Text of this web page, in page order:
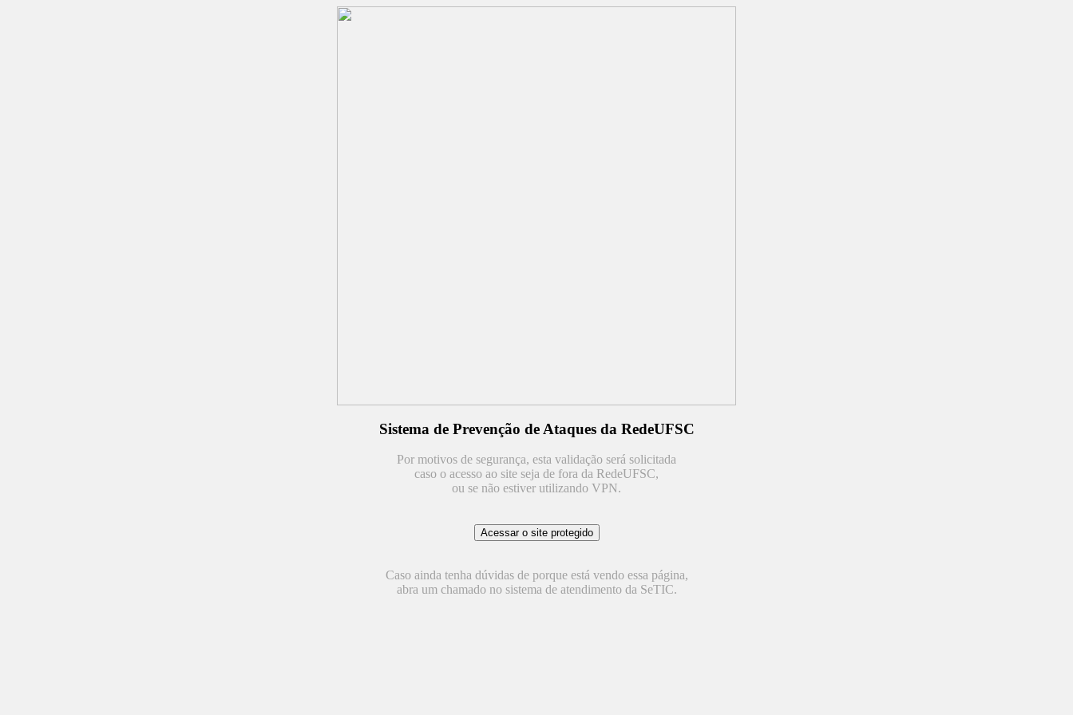
Sistema de Prevenção de Ataques da RedeUFSC
Por motivos de segurança, esta validação será solicitada
caso o acesso ao site seja de fora da RedeUFSC,
ou se não estiver utilizando VPN.
Caso ainda tenha dúvidas de porque está vendo essa página,
abra um chamado no sistema de atendimento da SeTIC.